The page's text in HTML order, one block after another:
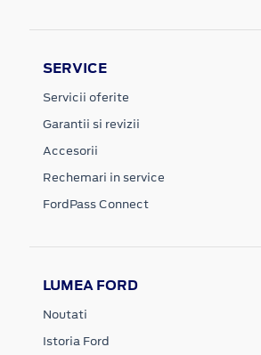
SERVICE
Servicii oferite
Garantii si revizii
Accesorii
Rechemari in service
FordPass Connect
LUMEA FORD
Noutati
Istoria Ford